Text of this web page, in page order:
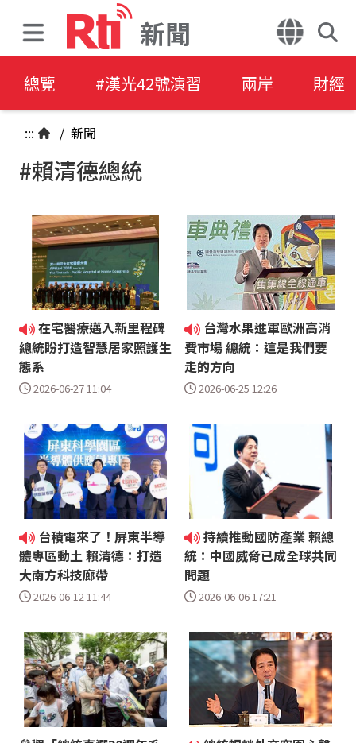
新聞
總覽 #漢光42號演習 兩岸 財經
::: / 新聞
#賴清德總統
在宅醫療邁入新里程碑
總統盼打造智慧居家照護生
態系
2026-06-27 11:04
台灣水果進軍歐洲高消
費市場 總統：這是我們要
走的方向
2026-06-25 12:26
台積電來了！屏東半導
體專區動土 賴清德：打造
大南方科技廊帶
2026-06-12 11:44
持續推動國防產業 賴總
統：中國威脅已成全球共同
問題
2026-06-06 17:21